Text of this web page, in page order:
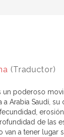
(Traductor)
un poderoso
Arabia Saudí, su
de las
van a tener lugar